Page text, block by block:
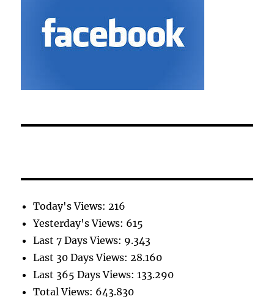
Today's Views:216
Yesterday's Views: 615
Last 7 Days Views: 9.343
Last 30 Days Views:28.160
Last 365 Days Views:133.290
Total Views: 643.830